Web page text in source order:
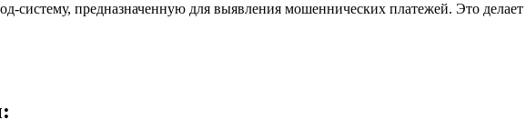
систему, предназначенную для выявления мошеннических платежей. Это